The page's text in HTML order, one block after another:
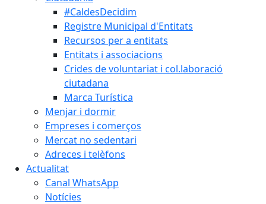
#CaldesDecidim
Registre Municipal d'Entitats
Recursos per a entitats
Entitats i associacions
Crides de voluntariat i col.laboració
ciutadana
Marca Turística
Menjar i dormir
Empreses i comerços
Mercat no sedentari
Adreces i telèfons
Actualitat
Canal WhatsApp
Notícies